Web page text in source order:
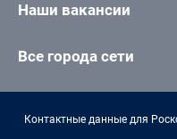
Наши вакансии
Все города сети
Контактные данные для